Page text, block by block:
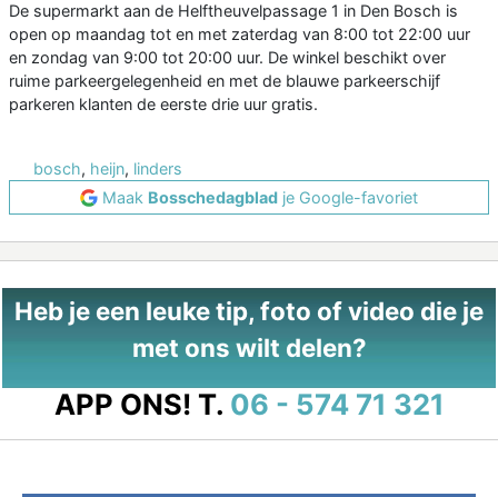
De supermarkt aan de Helftheuvelpassage 1 in Den Bosch is
open op maandag tot en met zaterdag van 8:00 tot 22:00 uur
en zondag van 9:00 tot 20:00 uur. De winkel beschikt over
ruime parkeergelegenheid en met de blauwe parkeerschijf
parkeren klanten de eerste drie uur gratis.
bosch, heijn, linders
Maak Bosschedagblad je Google-favoriet
Heb je een leuke tip, foto of video die je
met ons wilt delen?
APP ONS! T. 06 - 574 71 321